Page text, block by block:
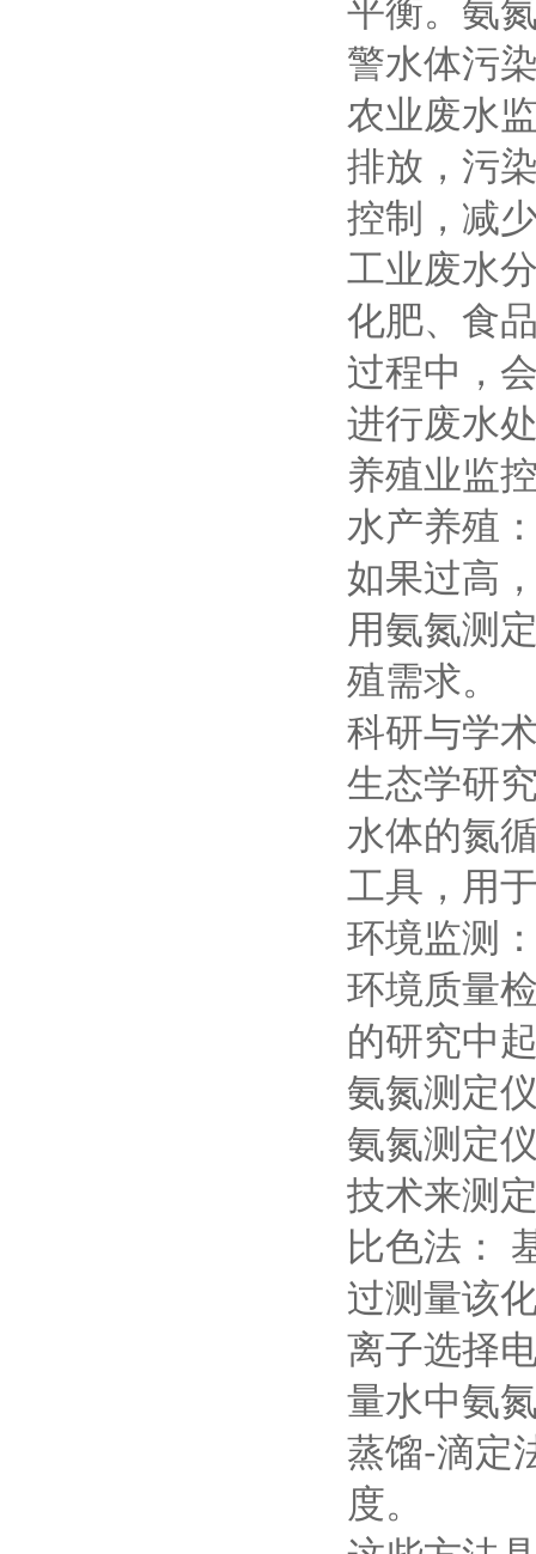
警水体污
农业废水
排放，污
控制，减
工业废水
化肥、食
过程中，
进行废水
养殖业监
水产养殖
如果过高
用氨氮测
殖需求。
科研与学
生态学研
水体的氮
工具，用
环境监测
环境质量
的研究中
氨氮测定
氨氮测定
技术来测
比色法：
过测量该
离子选择
量水中氨
蒸馏-滴定
度。